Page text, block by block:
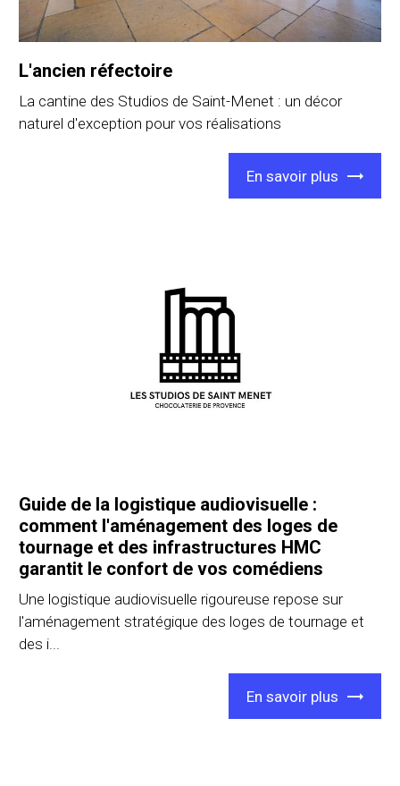
L'ancien réfectoire
La cantine des Studios de Saint-Menet : un décor
naturel d'exception pour vos réalisations
En savoir plus
Guide de la logistique audiovisuelle :
comment l'aménagement des loges de
tournage et des infrastructures HMC
garantit le confort de vos comédiens
Une logistique audiovisuelle rigoureuse repose sur
l'aménagement stratégique des loges de tournage et
des i...
En savoir plus